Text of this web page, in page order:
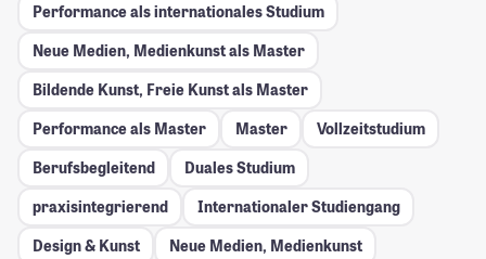
Performance als internationales Studium
Neue Medien, Medienkunst als Master
Bildende Kunst, Freie Kunst als Master
Performance als Master
Master
Vollzeitstudium
Berufsbegleitend
Duales Studium
praxisintegrierend
Internationaler Studiengang
Design & Kunst
Neue Medien, Medienkunst